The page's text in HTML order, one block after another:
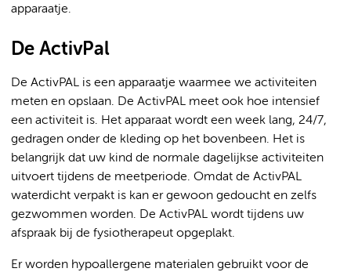
apparaatje.
De ActivPal
De ActivPAL is een apparaatje waarmee we activiteiten
meten en opslaan. De ActivPAL meet ook hoe intensief
een activiteit is. Het apparaat wordt een week lang, 24/7,
gedragen onder de kleding op het bovenbeen. Het is
belangrijk dat uw kind de normale dagelijkse activiteiten
uitvoert tijdens de meetperiode. Omdat de ActivPAL
waterdicht verpakt is kan er gewoon gedoucht en zelfs
gezwommen worden. De ActivPAL wordt tijdens uw
afspraak bij de fysiotherapeut opgeplakt.
Er worden hypoallergene materialen gebruikt voor de